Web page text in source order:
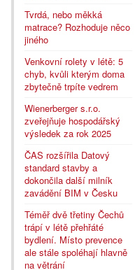
Tvrdá, nebo měkká
matrace? Rozhoduje něco
jiného
Venkovní rolety v létě: 5
chyb, kvůli kterým doma
zbytečně trpíte vedrem
Wienerberger s.r.o.
zveřejňuje hospodářský
výsledek za rok 2025
ČAS rozšířila Datový
standard stavby a
dokončila další milník
zavádění BIM v Česku
Téměř dvě třetiny Čechů
trápí v létě přehřáté
bydlení. Místo prevence
ale stále spoléhají hlavně
na větrání